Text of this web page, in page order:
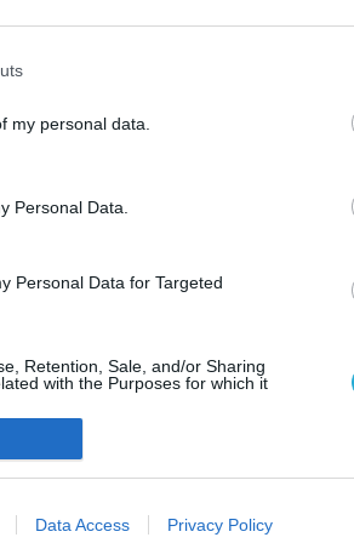
my personal data.
Personal Data.
Personal Data for Targeted
Retention, Sale, and/or Sharing
with the Purposes for which it
related to advertising like cookies on
Data Access Privacy Policy
Φάρμακα από την …Κορέα για όλους!
η ρύθμιση στην οποία προχωρά ο
τη χορήγηση αντιγράφων
όπως Κορέα, Ινδία, Μπαγκλαντές
στο πολυνομοσχέδιο που θα
ΦΑΡΜΑΚΑ